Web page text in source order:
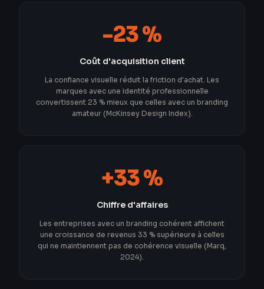
-23 %
Coût d'acquisition client
La confiance visuelle réduit la friction d'achat. Les
marques avec une identité professionnelle
convertissent 23 % mieux que celles avec un branding
amateur (McKinsey Design Index).
+33 %
Chiffre d'affaires
Les entreprises avec un branding cohérent affichent
une croissance de revenus 33 % supérieure à celles
qui ne maintiennent pas de cohérence visuelle (Marq,
2024).